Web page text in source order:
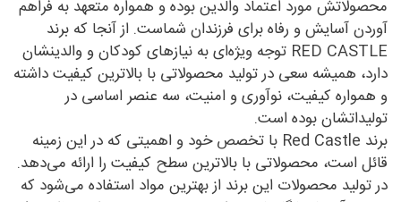
محصولاتش مورد اعتماد والدین بوده و همواره متعهد به فراهم
آوردن آسایش و رفاه برای فرزندان شماست. از آنجا که برند
RED CASTLE توجه ویژه‌ای به نیازهای کودکان و والدینشان
دارد، همیشه سعی در تولید محصولاتی با بالاترین کیفیت داشته
و همواره کیفیت، نوآوری و امنیت، سه عنصر اساسی در
تولیداتشان بوده است.
برند Red Castle با تخصص خود و اهمیتی که در این زمینه‌
قائل است، محصولاتی با بالاترین سطح کیفیت را ارائه می‌دهد.
در تولید محصولات این برند از بهترین مواد استفاده می‌شود که